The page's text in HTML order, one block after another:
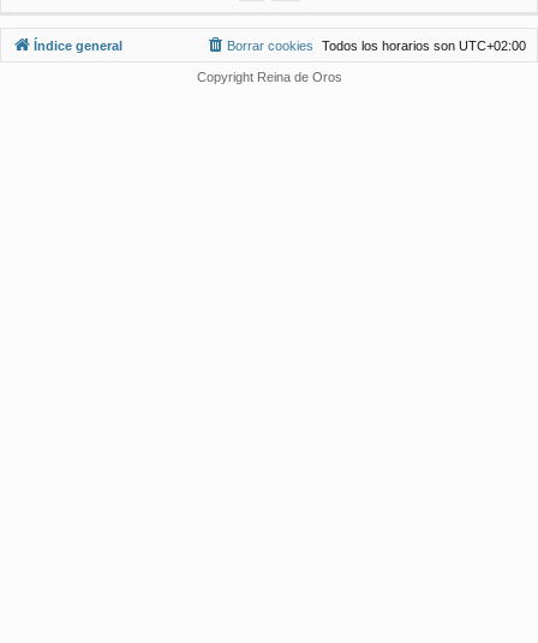
Índice general Todos los horarios son UTC+02:00
Borrar cookies
Copyright Reina de Oros